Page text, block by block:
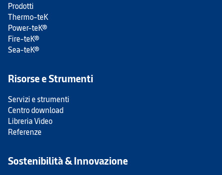
Prodotti
Thermo-teK
Power-teK®
Fire-teK®
Sea-teK®
Risorse e Strumenti
Servizi e strumenti
Centro download
Libreria Video
Referenze
Sostenibilità & Innovazione